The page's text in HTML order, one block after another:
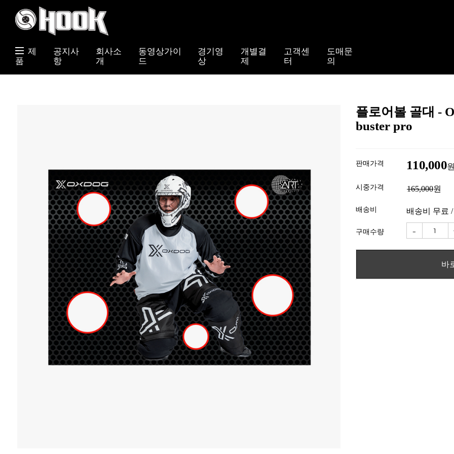
제
품
공지사
항
회사소
개
동영상가이
드
경기영
상
개별결
제
고객센
터
도매문
의
플로어볼 골대 -
buster pro
판매가격 110,000원
시중가격 165,000원
배송비 배송비 무료
구매수량 -
바